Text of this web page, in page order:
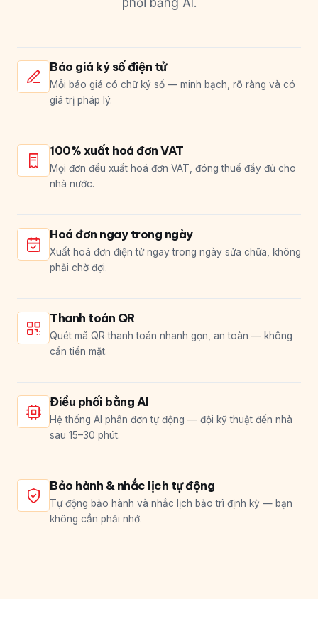
phối bằng AI.
Báo giá ký số điện tử
Mỗi báo giá có chữ ký số — minh bạch, rõ ràng và có
giá trị pháp lý.
100% xuất hoá đơn VAT
Mọi đơn đều xuất hoá đơn VAT, đóng thuế đầy đủ cho
nhà nước.
Hoá đơn ngay trong ngày
Xuất hoá đơn điện tử ngay trong ngày sửa chữa, không
phải chờ đợi.
Thanh toán QR
Quét mã QR thanh toán nhanh gọn, an toàn — không
cần tiền mặt.
Điều phối bằng AI
Hệ thống AI phân đơn tự động — đội kỹ thuật đến nhà
sau 15–30 phút.
Bảo hành & nhắc lịch tự động
Tự động bảo hành và nhắc lịch bảo trì định kỳ — bạn
không cần phải nhớ.